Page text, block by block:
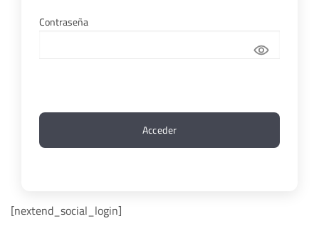
Contraseña
Acceder
[nextend_social_login]